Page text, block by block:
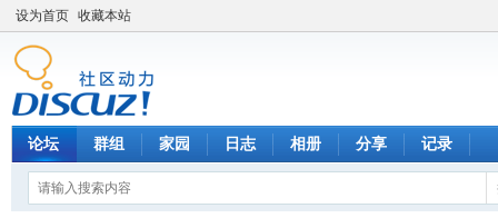
设为首页 收藏本站
论坛 群组 家园 日志 相册 分享 记录